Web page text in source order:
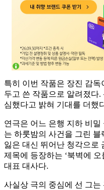
특히 이번 작품은 장진 감독
두고 쓴 작품으로 알려졌다
심했다고 밝혀 기대를 더했
연극은 어느 은행 지하 비밀
는 하룻밤의 사건을 그린
잃은 대신 뛰어난 청각으로
제목에 등장하는 ‘북벽에
대표 대사다.
사실상 극의 중심에 선 그